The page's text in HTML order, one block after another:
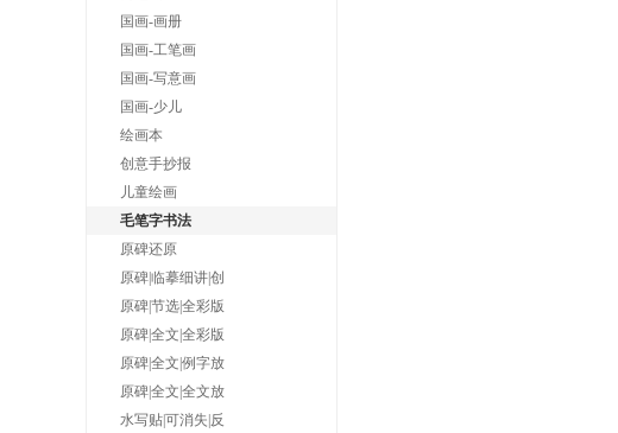
国画-画册
国画-工笔画
国画-写意画
国画-少儿
绘画本
创意手抄报
儿童绘画
毛笔字书法
原碑还原
原碑|临摹细讲|创
原碑|节选|全彩版
原碑|全文|全彩版
原碑|全文|例字放
原碑|全文|全文放
水写贴|可消失|反